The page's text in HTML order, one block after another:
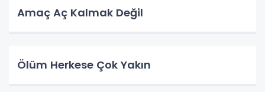
Amaç Aç Kalmak Değil
Ölüm Herkese Çok Yakın